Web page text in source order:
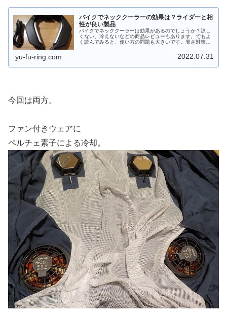
バイクでネッククーラーの効果は？ライダーと相
性が良い製品
バイクでネッククーラーは効果があるのでしょうか？涼し
くない、冷えないなどの商品レビューもあります。でもよ
く読んでみると、使い方の問題も大きいです。暑さ対策で
を使うときの、長所と短所をまとめました。
yu-fu-ring.com 2022.07.31
今回は両方。
ファン付きウェアに
ペルチェ素子による冷却。